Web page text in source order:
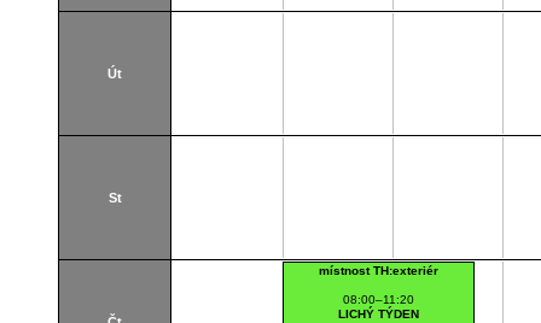
Út
St
místnost TH:exteriér
08:00–11:20
LICHÝ TÝDEN